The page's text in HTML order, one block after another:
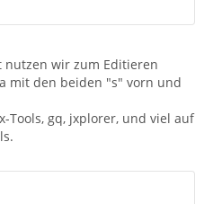
nutzen wir zum Editieren
mit den beiden "s" vorn und
Tools, gq, jxplorer, und viel auf